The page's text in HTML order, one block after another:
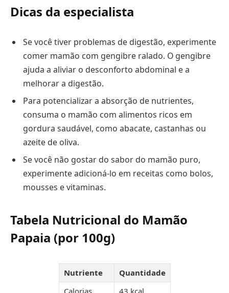
Dicas da especialista
Se você tiver problemas de digestão, experimente
comer mamão com gengibre ralado. O gengibre
ajuda a aliviar o desconforto abdominal e a
melhorar a digestão.
Para potencializar a absorção de nutrientes,
consuma o mamão com alimentos ricos em
gordura saudável, como abacate, castanhas ou
azeite de oliva.
Se você não gostar do sabor do mamão puro,
experimente adicioná-lo em receitas como bolos,
mousses e vitaminas.
Tabela Nutricional do Mamão
Papaia (por 100g)
Nutriente
Quantidade